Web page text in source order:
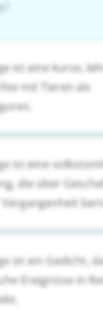
ist eine kurze,
mit Tieren als
ist eine
die über
ist ein Gedicht,
Ereignisse in